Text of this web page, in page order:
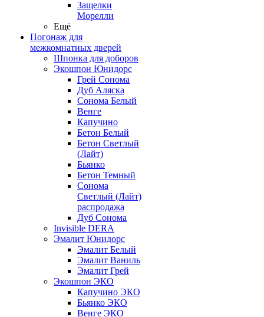
Защелки
Морелли
Ещё
Погонаж для
межкомнатных дверей
Шпонка для доборов
Экошпон Юнидорс
Грей Сонома
Дуб Аляска
Сонома Белый
Венге
Капучино
Бетон Белый
Бетон Светлый
(Лайт)
Бьянко
Бетон Темный
Сонома
Светлый (Лайт)
распродажа
Дуб Сонома
Invisible DERA
Эмалит Юнидорс
Эмалит Белый
Эмалит Ваниль
Эмалит Грей
Экошпон ЭКО
Капучино ЭКО
Бьянко ЭКО
Венге ЭКО